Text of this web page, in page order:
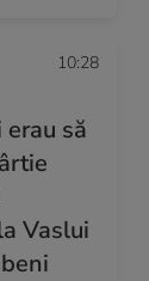
10:28
să
Vaslui